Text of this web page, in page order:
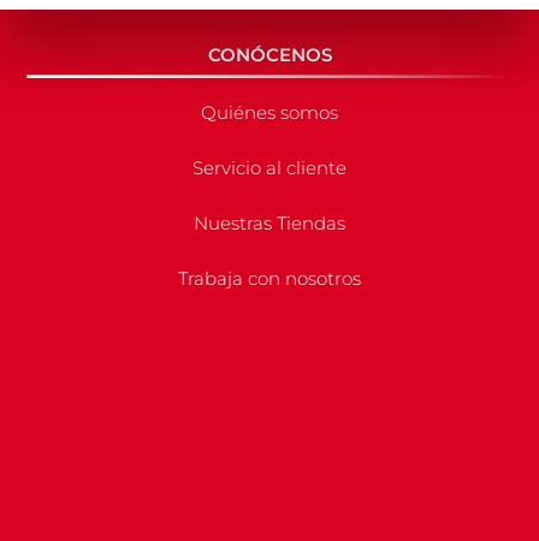
CONÓCENOS
Quiénes somos
Servicio al cliente
Nuestras Tiendas
Trabaja con nosotros